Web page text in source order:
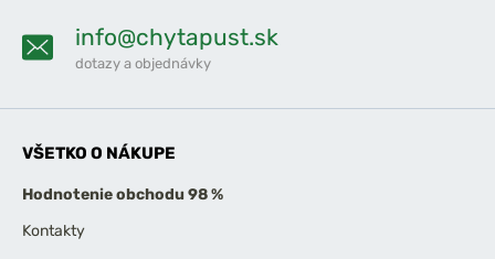
info@chytapust.sk
dotazy a objednávky
VŠETKO O NÁKUPE
Hodnotenie obchodu 98 %
Kontakty